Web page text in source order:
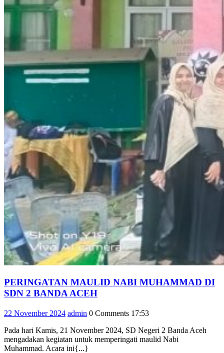
PERINGATAN MAULID NABI MUHAMMAD DI
SDN 2 BANDA ACEHPERINGATAN
NABI
MUHAMMAD
DI
22 November 202422
2024
admin admin
0 Comments 17:53
Pada hari Kamis, 21 November 2024, SD Negeri 2 Banda Aceh
mengadakan kegiatan untuk memperingati maulid Nabi
Muhammad. Acara ini{...}